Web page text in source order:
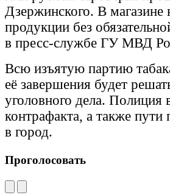
Дзержинского. В
продукции без
в пресс-службе ГУ МВД
Всю изъятую партию
её завершения будет
уголовного дела. Полиция
контрафакта, а также пути
в город.
Проголосовать